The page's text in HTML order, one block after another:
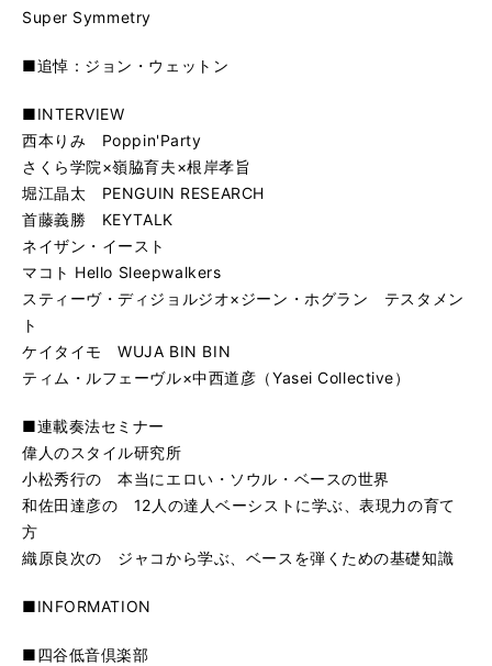
Super Symmetry
■追悼：ジョン・ウェットン
■INTERVIEW
西本りみ Poppin'Party
さくら学院×嶺脇育夫×根岸孝旨
堀江晶太 PENGUIN RESEARCH
首藤義勝 KEYTALK
ネイザン・イースト
マコト Hello Sleepwalkers
スティーヴ・ディジョルジオ×ジーン・ホグラン テスタメン
ト
ケイタイモ WUJA BIN BIN
ティム・ルフェーヴル×中西道彦（Yasei Collective）
■連載奏法セミナー
偉人のスタイル研究所
小松秀行の 本当にエロい・ソウル・ベースの世界
和佐田達彦の 12人の達人ベーシストに学ぶ、表現力の育て
方
織原良次の ジャコから学ぶ、ベースを弾くための基礎知識
■INFORMATION
■四谷低音倶楽部